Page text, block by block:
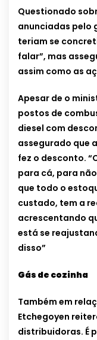
Questionado
anunciadas pelo
teriam se
falar”, mas
assim como as
Apesar de o
postos de
diesel com
assegurado que
fez o desconto.
para cá, para
que todo o
custado, tem a
acrescentando
está se
disso”
Gás de cozinha
Também em
Etchegoyen
distribuidoras. É